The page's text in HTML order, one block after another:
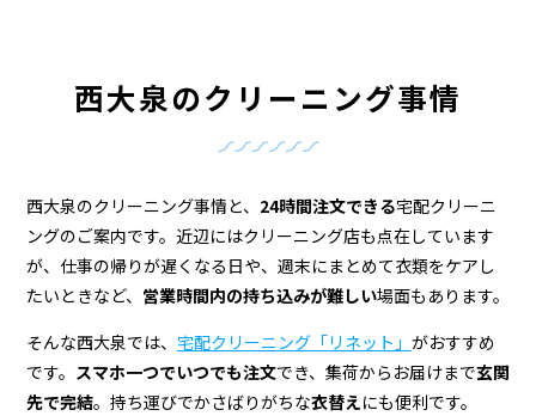
宅
配
ク
リ
ー
西大泉のクリーニング事情
西大泉のクリーニング事情と、 24時間注文できる宅配クリーニ
ングのご案内です。近辺にはクリーニング店も点在しています
が、仕事の帰りが遅くなる日や、週末にまとめて衣類をケアし
たいときなど、 営業時間内の持ち込みが難しい場面もあります。
そんな西大泉では、 宅配クリーニング「リネット」 がおすすめ
です。 スマホ一つでいつでも注文でき、集荷からお届けまで玄関
先で完結。持ち運びでかさばりがちな衣替えにも便利です。